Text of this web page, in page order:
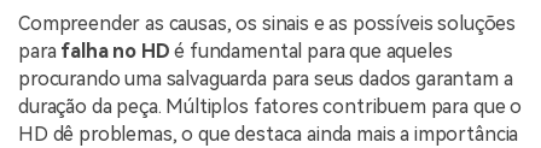
Compreender as causas, os sinais e as possíveis soluções
para falha no HD é fundamental para que aqueles
procurando uma salvaguarda para seus dados garantam a
duração da peça. Múltiplos fatores contribuem para que o
HD dê problemas, o que destaca ainda mais a importância